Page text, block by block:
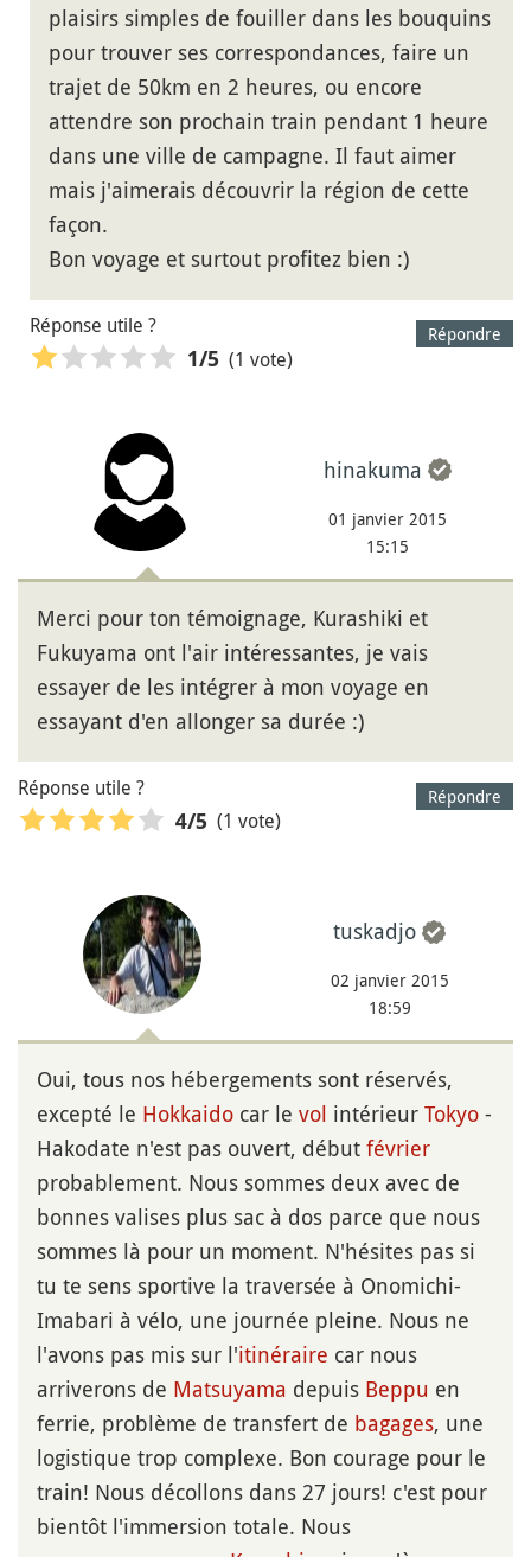
plaisirs simples de fouiller dans les bouquins
pour trouver ses correspondances, faire un
trajet de 50km en 2 heures, ou encore
attendre son prochain train pendant 1 heure
dans une ville de campagne. Il faut aimer
mais j'aimerais découvrir la région de cette
façon.
Bon voyage et surtout profitez bien :)
Répondre
Réponse utile ?
1/5 (1 vote)
hinakuma
01 janvier 2015
15:15
Merci pour ton témoignage, Kurashiki et
Fukuyama ont l'air intéressantes, je vais
essayer de les intégrer à mon voyage en
essayant d'en allonger sa durée :)
Répondre
Réponse utile ?
4/5 (1 vote)
tuskadjo
02 janvier 2015
18:59
Oui, tous nos hébergements sont réservés,
excepté le Hokkaido car le vol intérieur Tokyo -
Hakodate n'est pas ouvert, début février
probablement. Nous sommes deux avec de
bonnes valises plus sac à dos parce que nous
sommes là pour un moment. N'hésites pas si
tu te sens sportive la traversée à Onomichi-
Imabari à vélo, une journée pleine. Nous ne
l'avons pas mis sur l'itinéraire car nous
arriverons de Matsuyama depuis Beppu en
ferrie, problème de transfert de bagages, une
logistique trop complexe. Bon courage pour le
train! Nous décollons dans 27 jours! c'est pour
bientôt l'immersion totale. Nous